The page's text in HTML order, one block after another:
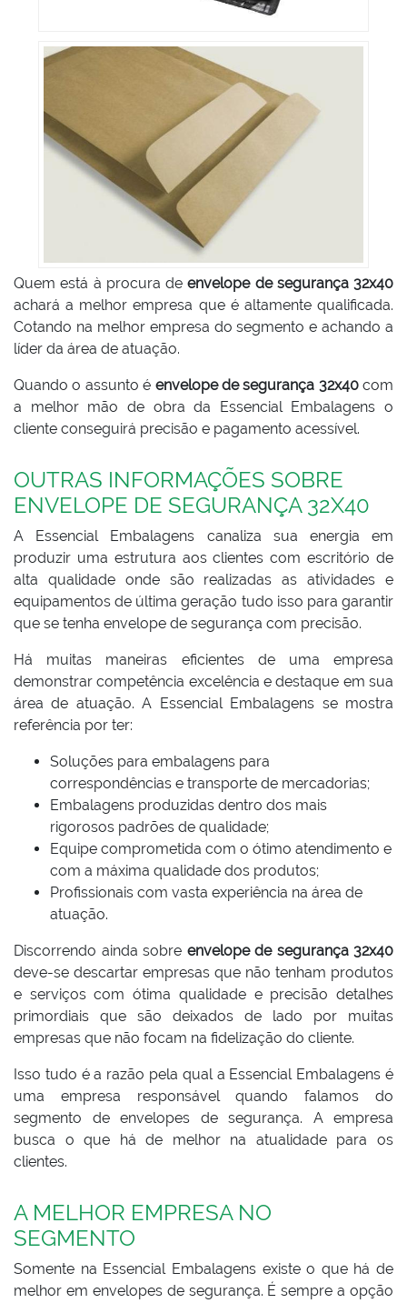
Quem está à procura deenvelope de segurança 32x40
achará a melhor empresa que é altamente qualificada.
Cotando na melhor empresa do segmento e achando a
líder da área de atuação.
Quando o assunto é envelope de segurança 32x40com
a melhor mão de obra da Essencial Embalagens o
cliente conseguirá precisão e pagamento acessível.
OUTRAS INFORMAÇÕES SOBRE
ENVELOPE DE SEGURANÇA 32X40
A Essencial Embalagens canaliza sua energia em
produzir uma estrutura aos clientes com escritório de
alta qualidade onde são realizadas as atividades e
equipamentos de última geração tudo isso para garantir
que se tenha envelope de segurança com precisão.
Há muitas maneiras eficientes de uma empresa
demonstrar competência excelência e destaque em sua
área de atuação. A Essencial Embalagens se mostra
referência por ter:
Soluções para embalagens para
correspondências e transporte de mercadorias;
Embalagens produzidas dentro dos mais
rigorosos padrões de qualidade;
Equipe comprometida com o ótimo atendimento e
com a máxima qualidade dos produtos;
Profissionais com vasta experiência na área de
atuação.
Discorrendo ainda sobre envelope de segurança 32x40
deve-se descartar empresas que não tenham produtos
e serviços com ótima qualidade e precisão detalhes
primordiais que são deixados de lado por muitas
empresas que não focam na fidelização do cliente.
Isso tudo é a razão pela qual a Essencial Embalagens é
uma empresa responsável quando falamos do
segmento de envelopes de segurança. A empresa
busca o que há de melhor na atualidade para os
clientes.
A MELHOR EMPRESA NO
SEGMENTO
Somente na Essencial Embalagens existe o que há de
melhor em envelopes de segurança. É sempre a opção